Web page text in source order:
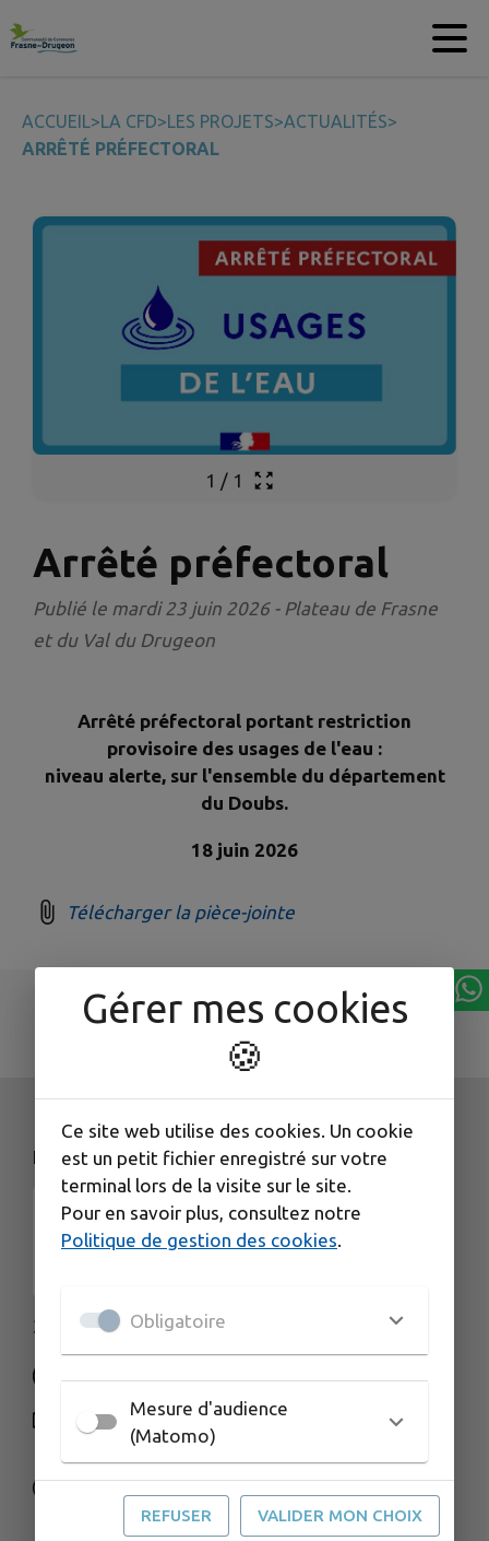
Contenu
ACCUEIL>LA CFD>LES PROJETS>ACTUALITÉS>
ARRÊTÉ PRÉFECTORAL
1 / 1
Arrêté préfectoral
Publié le mardi 23 juin 2026 - Plateau de Frasne
et du Val du Drugeon
Arrêté préfectoral portant restriction
provisoire des usages de l'eau :
niveau alerte, sur l'ensemble du département
du Doubs.
18 juin 2026
Télécharger la pièce-jointe
NOS COORDONNÉES
3 rue de la Gare - 25560 FRASNE
NOUS CONTACTER
Gérer mes cookies
🍪
Ce site web utilise des cookies. Un cookie
est un petit fichier enregistré sur votre
terminal lors de la visite sur le site.
Pour en savoir plus, consultez notre
Politique de gestion des cookies.
Obligatoire
Mesure d'audience
(Matomo)
REFUSER VALIDER MON CHOIX